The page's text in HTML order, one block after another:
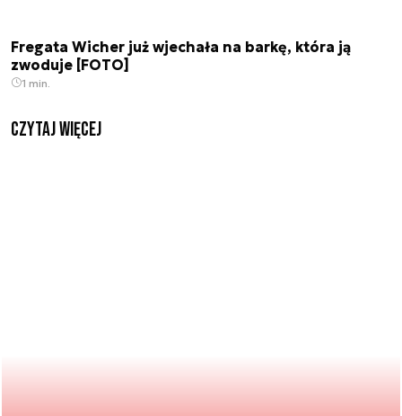
Fregata Wicher już wjechała na barkę, która ją
zwoduje [FOTO]
1 min.
czytaj więcej